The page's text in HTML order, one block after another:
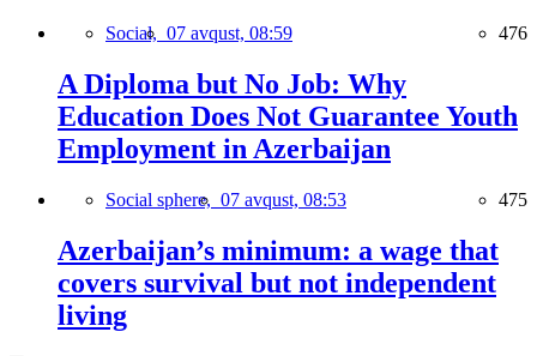
Social, 07 avqust, 08:59 476
A Diploma but No Job: Why
Education Does Not Guarantee Youth
Employment in Azerbaijan
Social sphere, 07 avqust, 08:53 475
Azerbaijan’s minimum: a wage that
covers survival but not independent
living